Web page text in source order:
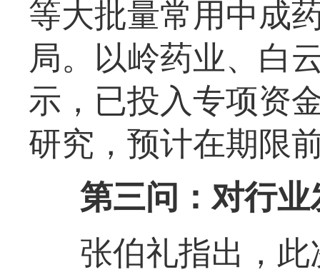
等大批量常用中成
局。以岭药业、白
示，已投入专项资
研究，预计在期限
第三问：对行
张伯礼指出，